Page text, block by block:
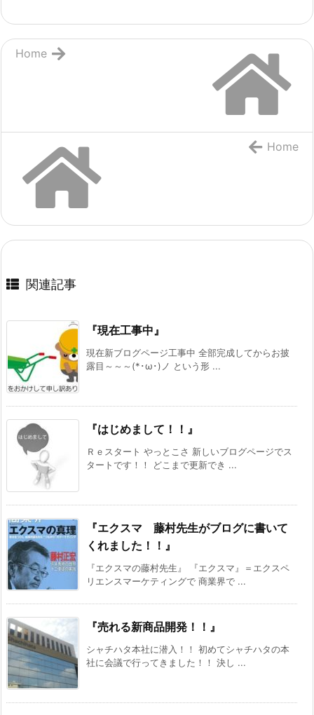
Home
Home
関連記事
『現在工事中』
現在新ブログページ工事中 全部完成してからお披
露目～～～(*･ω･)ノ という形 ...
『はじめまして！！』
Ｒｅスタート やっとこさ 新しいブログページでス
タートです！！ どこまで更新でき ...
『エクスマ 藤村先生がブログに書いて
くれました！！』
『エクスマの藤村先生』 『エクスマ』＝エクスペ
リエンスマーケティングで 商業界で ...
『売れる新商品開発！！』
シャチハタ本社に潜入！！ 初めてシャチハタの本
社に会議で行ってきました！！ 決し ...